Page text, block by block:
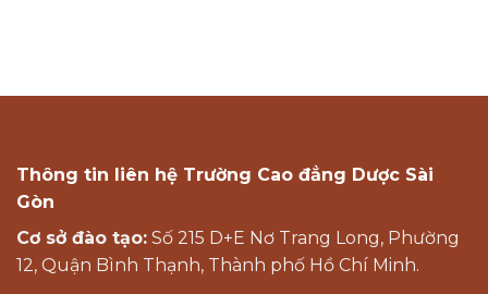
Thông tin liên hệ Trường Cao đẳng Dược Sài
Gòn
Cơ sở đào tạo: Số 215 D+E Nơ Trang Long, Phường
12, Quận Bình Thạnh, Thành phố Hồ Chí Minh.